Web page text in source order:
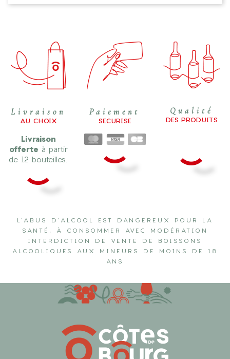
Livraison
AU CHOIX
Livraison
offerte à partir
de 12 bouteilles.
Paiement
SECURISE
Qualité
DES PRODUITS
L'ABUS D'ALCOOL EST DANGEREUX POUR LA
SANTÉ, À CONSOMMER AVEC MODÉRATION
INTERDICTION DE VENTE DE BOISSONS
ALCOOLIQUES AUX MINEURS DE MOINS DE 18
ANS